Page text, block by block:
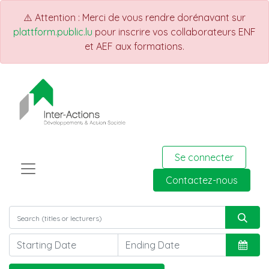
⚠️ Attention : Merci de vous rendre dorénavant sur
plattform.public.lu pour inscrire vos collaborateurs ENF
et AEF aux formations.
Se connecter
Contactez-nous